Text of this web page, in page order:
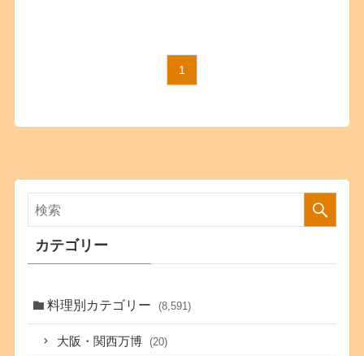
1
カテゴリー
料理別カテゴリー (8,591)
大阪・関西万博 (20)